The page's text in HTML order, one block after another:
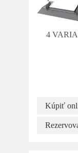
4
Kúpiť